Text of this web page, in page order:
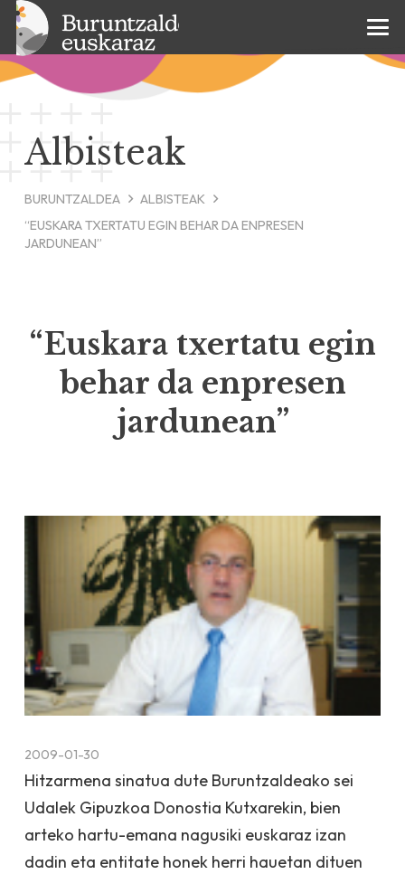
Albisteak
BURUNTZALDEA
ALBISTEAK
“EUSKARA TXERTATU EGIN BEHAR DA ENPRESEN
JARDUNEAN”
“Euskara txertatu egin
behar da enpresen
jardunean”
2009-01-30
Hitzarmena sinatua dute Buruntzaldeako sei
Udalek Gipuzkoa Donostia Kutxarekin, bien
arteko hartu-emana nagusiki euskaraz izan
dadin eta entitate honek herri hauetan dituen